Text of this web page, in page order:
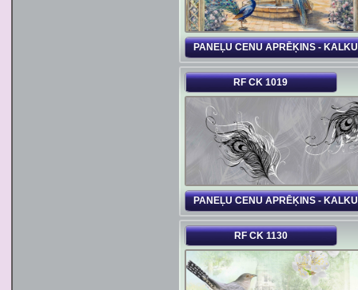
PANEĻU CENU APRĒĶINS -
RF CK 1019
PANEĻU CENU APRĒĶINS -
RF CK 1130